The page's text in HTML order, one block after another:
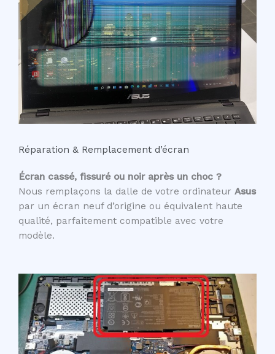
Réparation & Remplacement d’écran
Écran cassé, fissuré ou noir après un choc ?
Nous remplaçons la dalle de votre ordinateur Asus
par un écran neuf d’origine ou équivalent haute
qualité, parfaitement compatible avec votre
modèle.